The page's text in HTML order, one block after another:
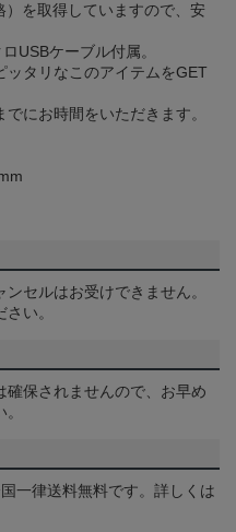
を取得していますので、安
USBケーブル付属。
ッタリなこのアイテムをGET
にお時間をいただきます。
セルはお受けできません。
い。
確保されませんので、お早め
一律送料無料です。詳しくは